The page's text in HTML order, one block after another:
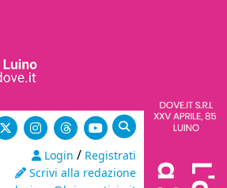
Login / Registrati
Scrivi alla redazione